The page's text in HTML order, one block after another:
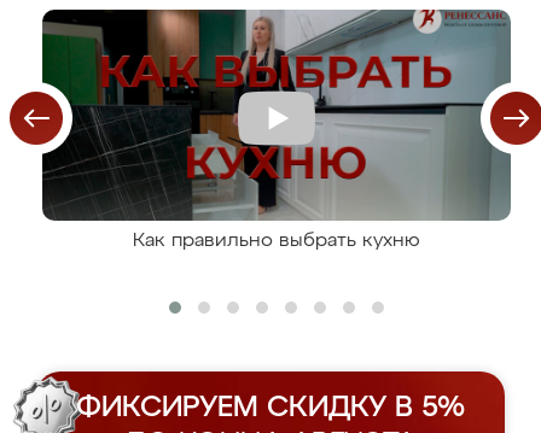
Как правильно выбрать кухню
ФИКСИРУЕМ СКИДКУ В 5%